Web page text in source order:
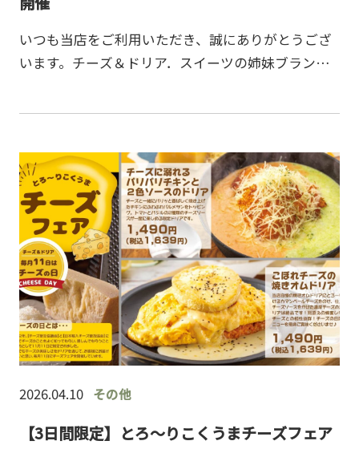
いつも当店をご利用いただき、誠にありがとうござ
います。チーズ＆ドリア．スイーツの姉妹ブランド
ら19周年を迎えることができました。日頃のご愛顧
2026.04.10 その他
【3日間限定】とろ～りこくうまチーズフェア